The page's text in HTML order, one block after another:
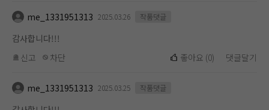
me_1331951313 2025.03.26 작품댓글
감사합니다!!!
신고
차단 좋아요 (0) 댓글달기
me_1331951313 2025.03.25 작품댓글